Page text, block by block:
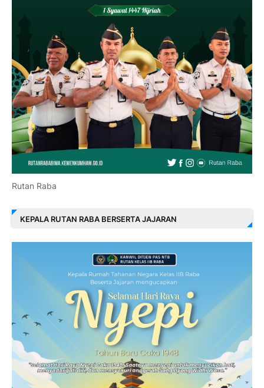
Rutan Raba
KEPALA RUTAN RABA BERSERTA JAJARAN